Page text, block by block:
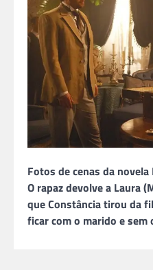
Fotos de cenas da novela
O rapaz devolve a Laura
que Constância tirou da
ficar com o marido e sem